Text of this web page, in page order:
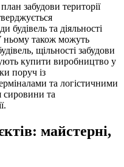
забудови території
будівель та діяльності
ньому також можуть
щільності забудови
купити виробництво у
поруч із
та логістичними
та
майстерні,